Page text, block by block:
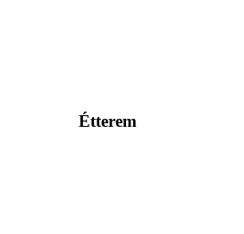
Étterem